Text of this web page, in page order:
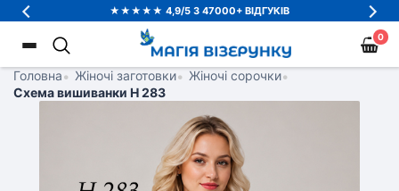
★★★★★ 4,9/5 З 47000+ ВІДГУКІВ
0
Головна• Жіночі заготовки• Жіночі сорочки•
Схема вишиванки Н 283